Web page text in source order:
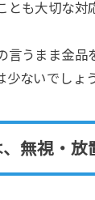
も大切な対
うまま金
ないでしょう
無視・放